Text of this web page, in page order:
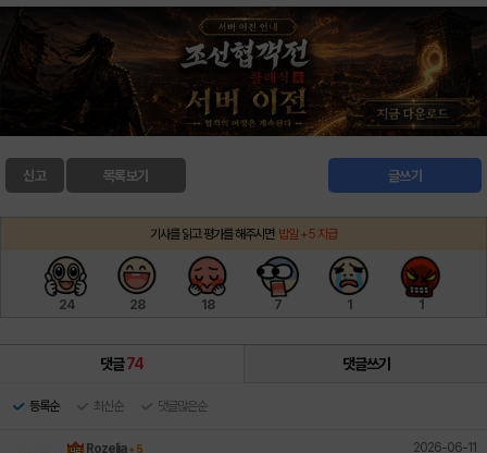
신고 글쓰기
목록보기
기사를 읽고 평가를 해주시면 밥알 +5 지급
24 28 18 7 1 1
댓글74 댓글쓰기
등록순 최신순 댓글많은순
Rozelia + 5 2026-06-11